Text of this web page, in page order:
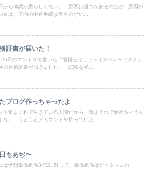
から体調が思わしくない。 原因は幾つかあるのだが...原因の
目は、室内の中途半端な暑さのせい...
証書が届いた！
日のエントリで書いた「情報セキュリティスペシャリスト」
の合格証書が届きました。 試験を受...
ブログ作っちゃったよ
ト気まぐれで生きている人間だから、気まぐれで始めちゃうん
な。 もともとアカウントを持っていた...
もあぢ〜
は予想最高気温34℃に対して、最高気温はピッタンコの